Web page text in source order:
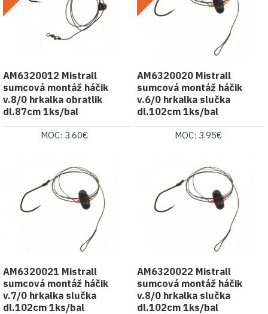
AM6320012 Mistrall
sumcová montáž háčik
v.8/0 hrkalka obratlik
dl.87cm 1ks/bal
MOC: 3.60€
AM6320020 Mistrall
sumcová montáž háčik
v.6/0 hrkalka slučka
dl.102cm 1ks/bal
MOC: 3.95€
AM6320021 Mistrall
sumcová montáž háčik
v.7/0 hrkalka slučka
dl.102cm 1ks/bal
AM6320022 Mistrall
sumcová montáž háčik
v.8/0 hrkalka slučka
dl.102cm 1ks/bal